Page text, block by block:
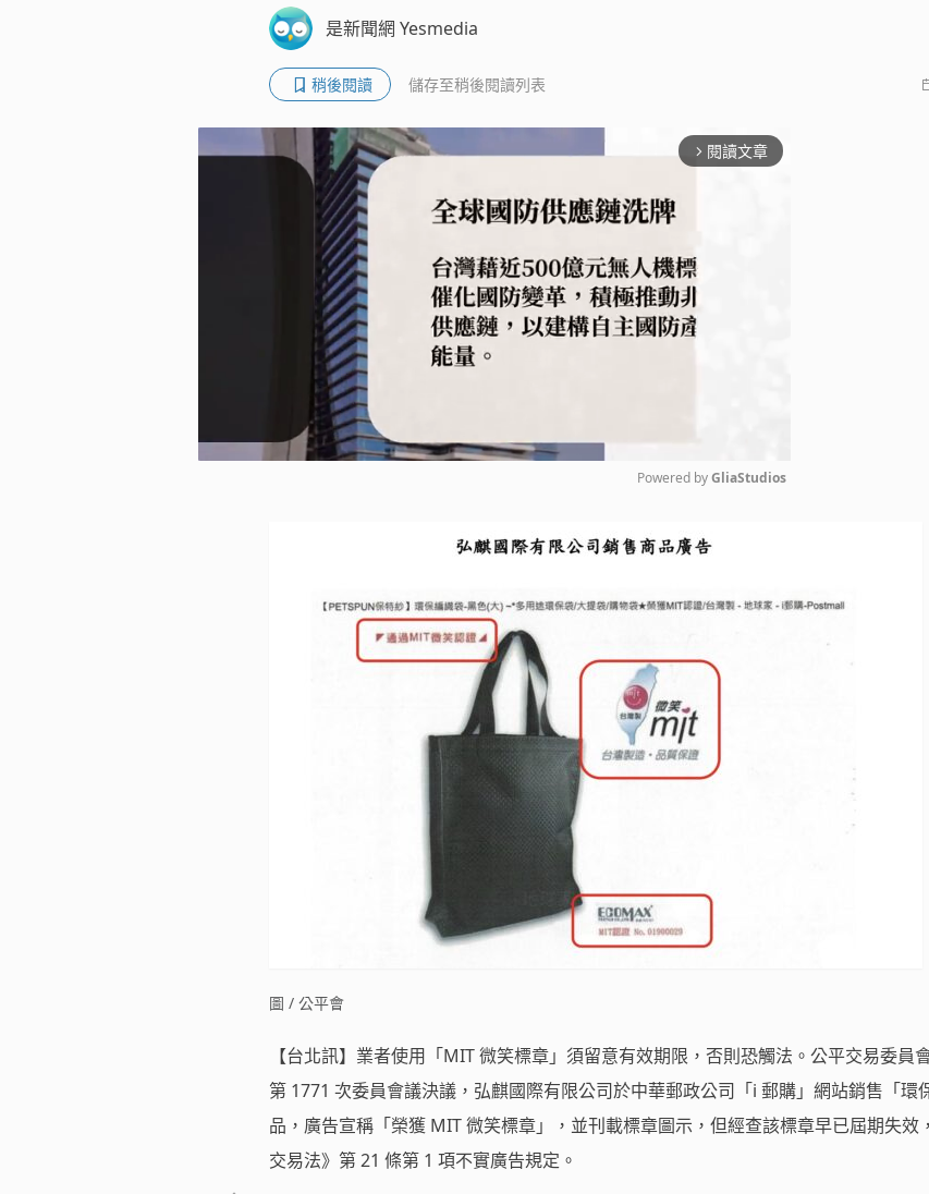
是新聞網 Yesmedia
稍後閱讀 儲存至稍後閱讀列表
arrow_forward_ios 閱讀文章
Mute
Powered by GliaStudios
圖 / 公平會
【台北訊】業者使用「MIT 微笑標章」須留意有效期限，否則恐觸法。公平交易委員
第 1771 次委員會議決議，弘麒國際有限公司於中華郵政公司「i 郵購」網站銷售「環
品，廣告宣稱「榮獲 MIT 微笑標章」，並刊載標章圖示，但經查該標章早已屆期失效
交易法》第 21 條第 1 項不實廣告規定。